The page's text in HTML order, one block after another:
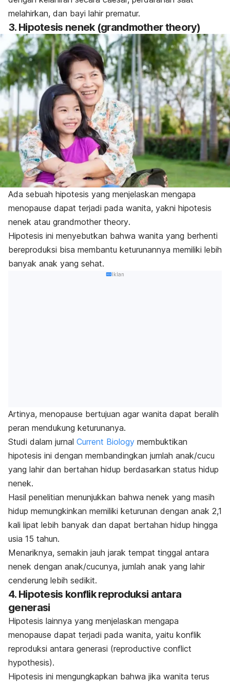
melahirkan, dan bayi lahir prematur.
3. Hipotesis nenek (grandmother theory)
Ada sebuah hipotesis yang menjelaskan mengapa
menopause dapat terjadi pada wanita, yakni hipotesis
nenek atau grandmother theory.
Hipotesis ini menyebutkan bahwa wanita yang berhenti
bereproduksi bisa membantu keturunannya memiliki lebih
banyak anak yang sehat.
Iklan
Artinya, menopause bertujuan agar wanita dapat beralih
peran mendukung keturunanya.
Studi dalam jurnal Current Biology membuktikan
hipotesis ini dengan membandingkan jumlah anak/cucu
yang lahir dan bertahan hidup berdasarkan status hidup
nenek.
Hasil penelitian menunjukkan bahwa nenek yang masih
hidup memungkinkan memiliki keturunan dengan anak 2,1
kali lipat lebih banyak dan dapat bertahan hidup hingga
usia 15 tahun.
Menariknya, semakin jauh jarak tempat tinggal antara
nenek dengan anak/cucunya, jumlah anak yang lahir
cenderung lebih sedikit.
4. Hipotesis konflik reproduksi antara
generasi
Hipotesis lainnya yang menjelaskan mengapa
menopause dapat terjadi pada wanita, yaitu konflik
reproduksi antara generasi (reproductive conflict
hypothesis).
Hipotesis ini mengungkapkan bahwa jika wanita terus